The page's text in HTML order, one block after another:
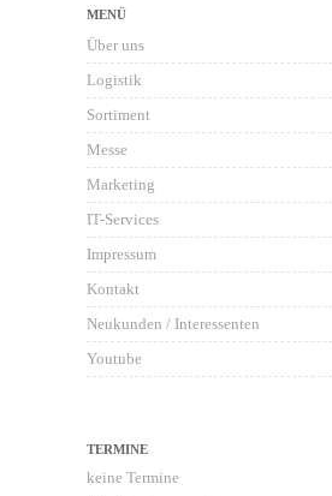
MENÜ
Über uns
Logistik
Sortiment
Messe
Marketing
IT-Services
Impressum
Kontakt
Neukunden / Interessenten
Youtube
TERMINE
keine Termine